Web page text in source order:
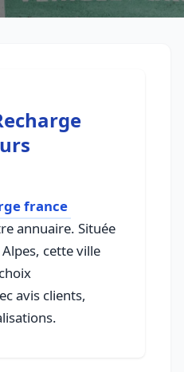
france
annuaire. Située
cette ville
avis clients,